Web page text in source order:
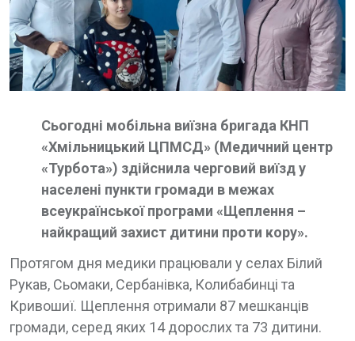
Сьогодні мобільна виїзна бригада КНП
«Хмільницький ЦПМСД» (Медичний центр
«Турбота») здійснила черговий виїзд у
населені пункти громади в межах
всеукраїнської програми «Щеплення –
найкращий захист дитини проти кору».
Протягом дня медики працювали у селах Білий
Рукав, Сьомаки, Сербанівка, Колибабинці та
Кривошиї. Щеплення отримали 87 мешканців
громади, серед яких 14 дорослих та 73 дитини.